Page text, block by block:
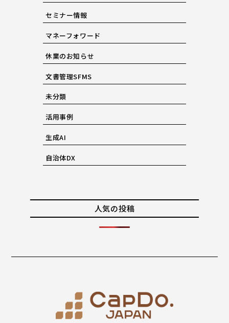
セミナー情報
マネーフォワード
休業のお知らせ
文書管理SFMS
未分類
活用事例
生成AI
自治体DX
人気の投稿